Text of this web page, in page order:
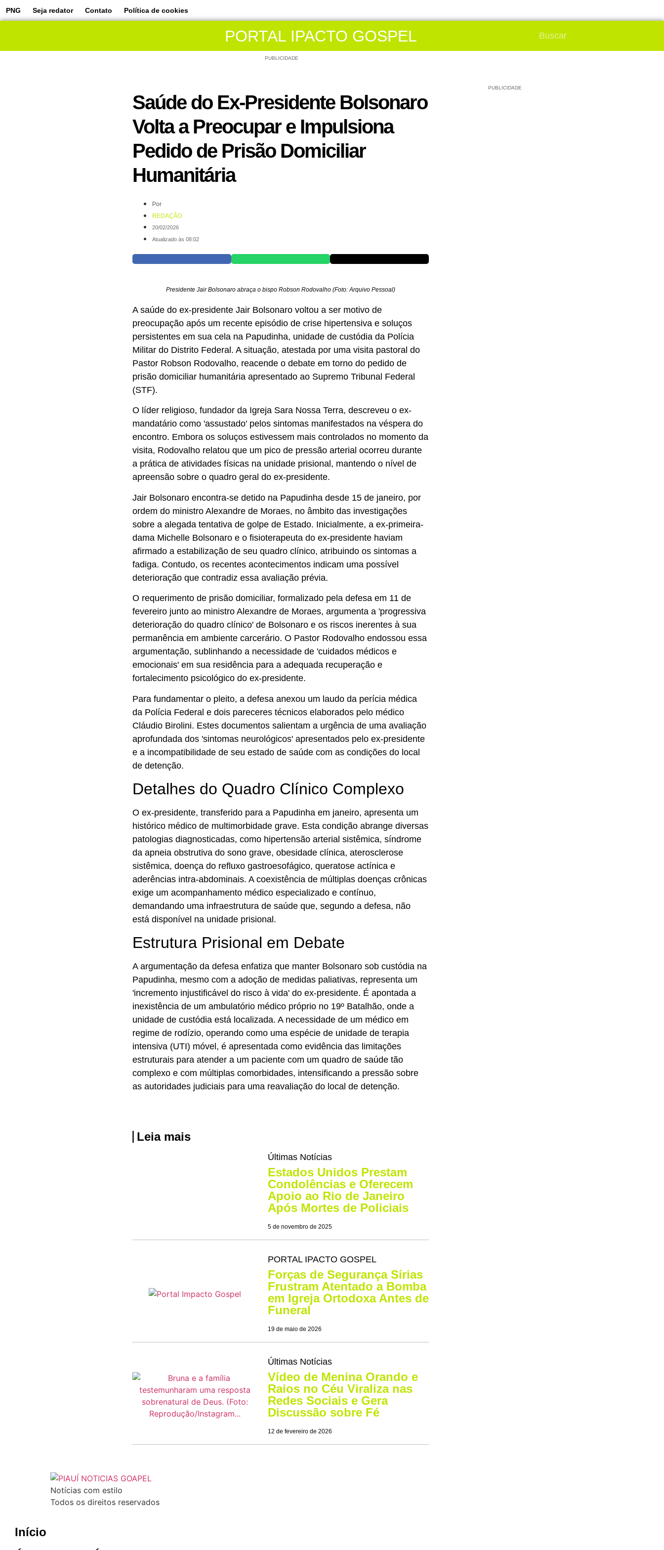
PNG Seja redator Contato Política de cookies
PORTAL IPACTO GOSPEL
PUBLICIDADE
Saúde do Ex-Presidente Bolsonaro
Volta a Preocupar e Impulsiona
Pedido de Prisão Domiciliar
Humanitária
Por
REDAÇÃO
20/02/2026
Atualizado às 08:02
Presidente Jair Bolsonaro abraça o bispo Robson Rodovalho (Foto: Arquivo Pessoal)
A saúde do ex-presidente Jair Bolsonaro voltou a ser motivo de
preocupação após um recente episódio de crise hipertensiva e soluços
persistentes em sua cela na Papudinha, unidade de custódia da Polícia
Militar do Distrito Federal. A situação, atestada por uma visita pastoral do
Pastor Robson Rodovalho, reacende o debate em torno do pedido de
prisão domiciliar humanitária apresentado ao Supremo Tribunal Federal
(STF).
O líder religioso, fundador da Igreja Sara Nossa Terra, descreveu o ex-
mandatário como 'assustado' pelos sintomas manifestados na véspera do
encontro. Embora os soluços estivessem mais controlados no momento da
visita, Rodovalho relatou que um pico de pressão arterial ocorreu durante
a prática de atividades físicas na unidade prisional, mantendo o nível de
apreensão sobre o quadro geral do ex-presidente.
Jair Bolsonaro encontra-se detido na Papudinha desde 15 de janeiro, por
ordem do ministro Alexandre de Moraes, no âmbito das investigações
sobre a alegada tentativa de golpe de Estado. Inicialmente, a ex-primeira-
dama Michelle Bolsonaro e o fisioterapeuta do ex-presidente haviam
afirmado a estabilização de seu quadro clínico, atribuindo os sintomas a
fadiga. Contudo, os recentes acontecimentos indicam uma possível
deterioração que contradiz essa avaliação prévia.
O requerimento de prisão domiciliar, formalizado pela defesa em 11 de
fevereiro junto ao ministro Alexandre de Moraes, argumenta a 'progressiva
deterioração do quadro clínico' de Bolsonaro e os riscos inerentes à sua
permanência em ambiente carcerário. O Pastor Rodovalho endossou essa
argumentação, sublinhando a necessidade de 'cuidados médicos e
emocionais' em sua residência para a adequada recuperação e
fortalecimento psicológico do ex-presidente.
Para fundamentar o pleito, a defesa anexou um laudo da perícia médica
da Polícia Federal e dois pareceres técnicos elaborados pelo médico
Cláudio Birolini. Estes documentos salientam a urgência de uma avaliação
aprofundada dos 'sintomas neurológicos' apresentados pelo ex-presidente
e a incompatibilidade de seu estado de saúde com as condições do local
de detenção.
Detalhes do Quadro Clínico Complexo
O ex-presidente, transferido para a Papudinha em janeiro, apresenta um
histórico médico de multimorbidade grave. Esta condição abrange diversas
patologias diagnosticadas, como hipertensão arterial sistêmica, síndrome
da apneia obstrutiva do sono grave, obesidade clínica, aterosclerose
sistêmica, doença do refluxo gastroesofágico, queratose actínica e
aderências intra-abdominais. A coexistência de múltiplas doenças crônicas
exige um acompanhamento médico especializado e contínuo,
demandando uma infraestrutura de saúde que, segundo a defesa, não
está disponível na unidade prisional.
Estrutura Prisional em Debate
A argumentação da defesa enfatiza que manter Bolsonaro sob custódia na
Papudinha, mesmo com a adoção de medidas paliativas, representa um
'incremento injustificável do risco à vida' do ex-presidente. É apontada a
inexistência de um ambulatório médico próprio no 19º Batalhão, onde a
unidade de custódia está localizada. A necessidade de um médico em
regime de rodízio, operando como uma espécie de unidade de terapia
intensiva (UTI) móvel, é apresentada como evidência das limitações
estruturais para atender a um paciente com um quadro de saúde tão
complexo e com múltiplas comorbidades, intensificando a pressão sobre
as autoridades judiciais para uma reavaliação do local de detenção.
Leia mais
Últimas Notícias
Estados Unidos Prestam
Condolências e Oferecem
Apoio ao Rio de Janeiro
Após Mortes de Policiais
5 de novembro de 2025
PORTAL IPACTO GOSPEL
Forças de Segurança Sírias
Frustram Atentado a Bomba
em Igreja Ortodoxa Antes de
Funeral
19 de maio de 2026
Últimas Notícias
Vídeo de Menina Orando e
Raios no Céu Viraliza nas
Redes Sociais e Gera
Discussão sobre Fé
12 de fevereiro de 2026
PUBLICIDADE
Notícias com estilo
Todos os direitos reservados
Início